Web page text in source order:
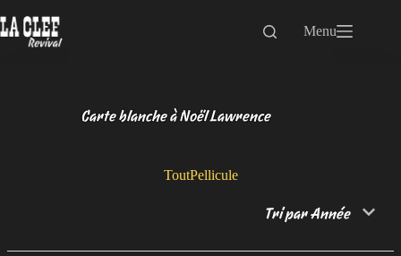
au
contenu
Menu
Carte blanche à Noël Lawrence
ToutPellicule
Tri par Année